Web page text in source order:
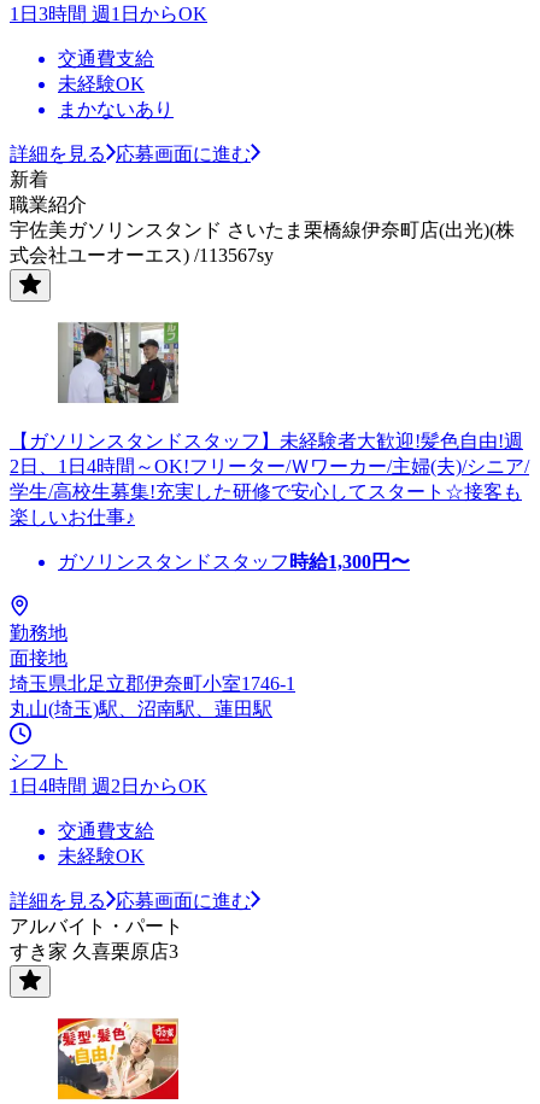
1日3時間 週1日からOK
交通費支給
未経験OK
まかないあり
詳細を見る
応募画面に進む
新着
職業紹介
宇佐美ガソリンスタンド さいたま栗橋線伊奈町店(出光)(株
式会社ユーオーエス) /113567sy
【ガソリンスタンドスタッフ】未経験者大歓迎!髪色自由!週
2日、1日4時間～OK!フリーター/Ｗワーカー/主婦(夫)/シニア/
学生/高校生募集!充実した研修で安心してスタート☆接客も
楽しいお仕事♪
ガソリンスタンドスタッフ 時給1,300円〜
勤務地
面接地
埼玉県北足立郡伊奈町小室1746-1
丸山(埼玉)駅、沼南駅、蓮田駅
シフト
1日4時間 週2日からOK
交通費支給
未経験OK
詳細を見る
応募画面に進む
アルバイト・パート
すき家 久喜栗原店3